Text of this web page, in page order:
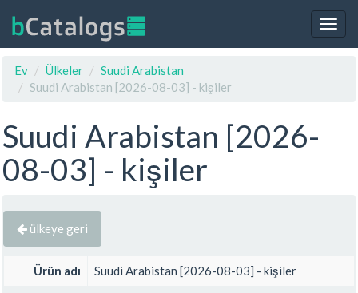
Ev
Ülkeler
Suudi Arabistan
Suudi Arabistan [2026-08-03] - kişiler
Suudi Arabistan [2026-
08-03] - kişiler
ülkeye geri
Ürün adı Suudi Arabistan [2026-08-03] - kişiler